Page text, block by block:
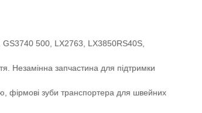
500, LX2763, LX3850RS40S,
Незамінна запчастина для підтримки
фірмові зуби транспортера для швейних